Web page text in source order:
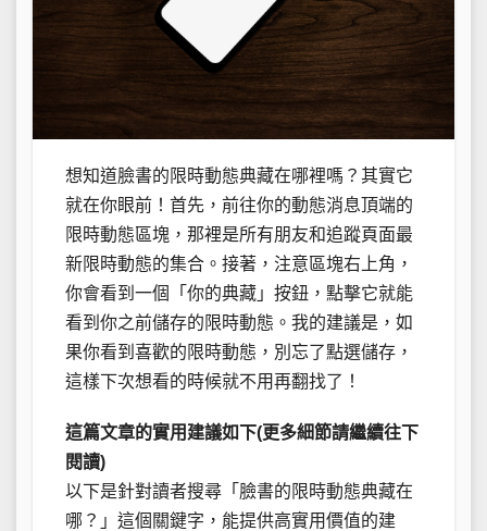
想知道臉書的限時動態典藏在哪裡嗎？其實它
就在你眼前！首先，前往你的動態消息頂端的
限時動態區塊，那裡是所有朋友和追蹤頁面最
新限時動態的集合。接著，注意區塊右上角，
你會看到一個「你的典藏」按鈕，點擊它就能
看到你之前儲存的限時動態。我的建議是，如
果你看到喜歡的限時動態，別忘了點選儲存，
這樣下次想看的時候就不用再翻找了！
這篇文章的實用建議如下(更多細節請繼續往下
閱讀)
以下是針對讀者搜尋「臉書的限時動態典藏在
哪？」這個關鍵字，能提供高實用價值的建